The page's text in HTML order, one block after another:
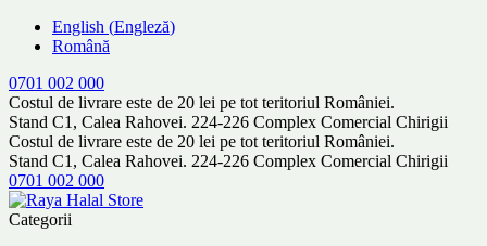
English (Engleză)
Română
0701 002 000
Costul de livrare este de 20 lei pe tot teritoriul României.
Stand C1, Calea Rahovei. 224-226 Complex Comercial Chirigii
Costul de livrare este de 20 lei pe tot teritoriul României.
Stand C1, Calea Rahovei. 224-226 Complex Comercial Chirigii
0701 002 000
Categorii